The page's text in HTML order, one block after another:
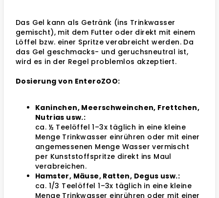
Das Gel kann als Getränk (ins Trinkwasser
gemischt), mit dem Futter oder direkt mit einem
Löffel bzw. einer Spritze verabreicht werden. Da
das Gel geschmacks- und geruchsneutral ist,
wird es in der Regel problemlos akzeptiert.
Dosierung von EnteroZOO:
Kaninchen, Meerschweinchen, Frettchen,
Nutrias usw.:
ca. ½ Teelöffel 1–3x täglich in eine kleine
Menge Trinkwasser einrühren oder mit einer
angemessenen Menge Wasser vermischt
per Kunststoffspritze direkt ins Maul
verabreichen.
Hamster, Mäuse, Ratten, Degus usw.:
ca. 1/3 Teelöffel 1–3x täglich in eine kleine
Menge Trinkwasser einrühren oder mit einer